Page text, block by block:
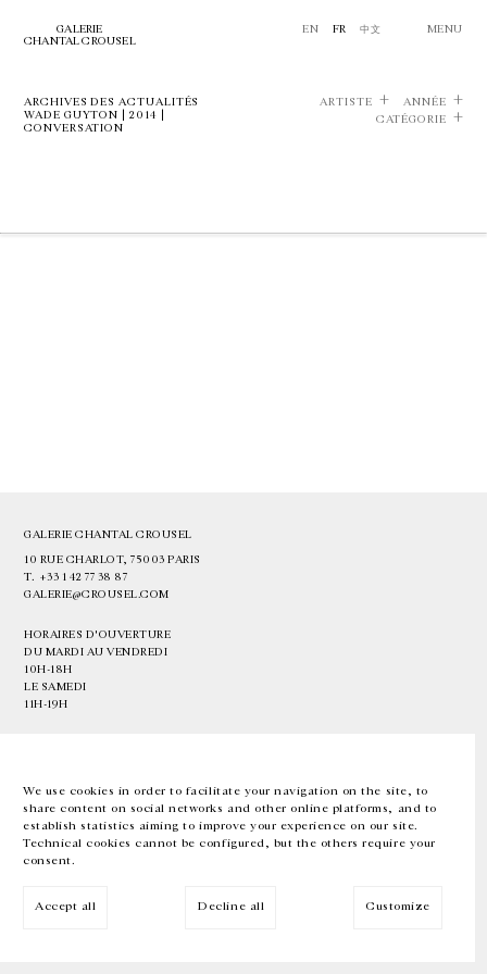
We use cookies in order to facilitate your navigation on the site, to
share content on social networks and other online platforms, and to
establish statistics aiming to improve your experience on our site.
Technical cookies cannot be configured, but the others require your
consent.
Accept all Decline all Customize
GALERIE
CHANTAL CROUSEL
EN FR 中文 MENU
ARCHIVES DES ACTUALITÉS
WADE GUYTON | 2014 |
CONVERSATION
ARTISTE
ANNÉE
CATÉGORIE
GALERIE CHANTAL CROUSEL
10 RUE CHARLOT, 75003 PARIS
T. +33 1 42 77 38 87
GALERIE@CROUSEL.COM
HORAIRES D'OUVERTURE
DU MARDI AU VENDREDI
10H-18H
LE SAMEDI
11H-19H
EN FR 中文 Facebook Instagram
Inscrivez-vous à notre newsletter